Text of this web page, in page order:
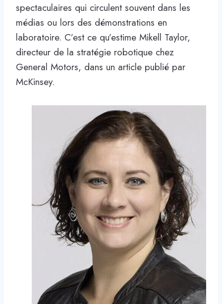
spectaculaires qui circulent souvent dans les
médias ou lors des démonstrations en
laboratoire. C’est ce qu’estime Mikell Taylor,
directeur de la stratégie robotique chez
General Motors, dans un article publié par
McKinsey.